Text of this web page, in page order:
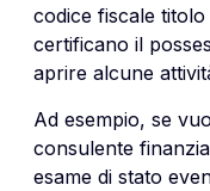
codice fiscale
certificano il
aprire alcune
Ad esempio, se
consulente
esame di stato